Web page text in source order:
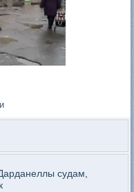
судам,